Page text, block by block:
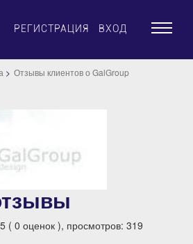
РЕГИСТРАЦИЯ ВХОД ×
Отзывы клиентов о GalGroup
( 0 оценок ), просмотров: 319